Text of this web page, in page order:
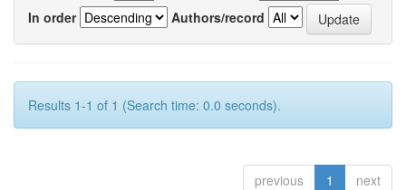
In order
Authors/record
Results 1-1 of 1 (Search time: 0.0 seconds).
previous 1 next